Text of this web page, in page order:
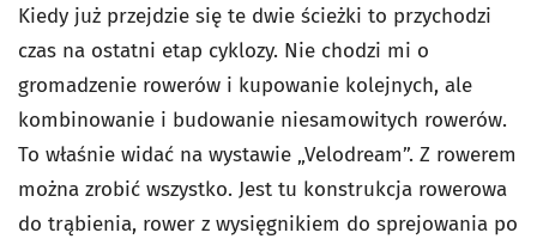
Kiedy już przejdzie się te dwie ścieżki to przychodzi
czas na ostatni etap cyklozy. Nie chodzi mi o
gromadzenie rowerów i kupowanie kolejnych, ale
kombinowanie i budowanie niesamowitych rowerów.
To właśnie widać na wystawie „Velodream”. Z rowerem
można zrobić wszystko. Jest tu konstrukcja rowerowa
do trąbienia, rower z wysięgnikiem do sprejowania po